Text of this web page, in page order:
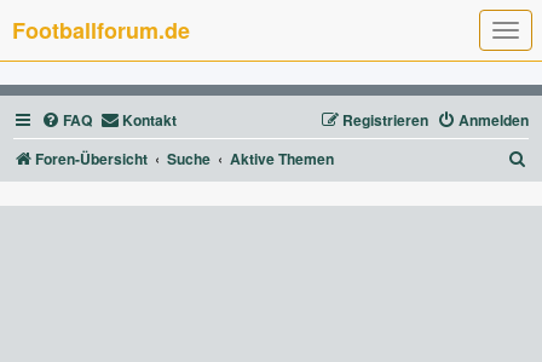
T
o
g
g
l
e
n
a
g
Footballforum.de
FAQ Kontakt Anmelden
Registrieren
Foren-Übersicht
Suche Aktive Themen
u